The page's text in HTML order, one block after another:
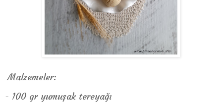
Malzemeler:
- 100 gr yumuşak tereyağı